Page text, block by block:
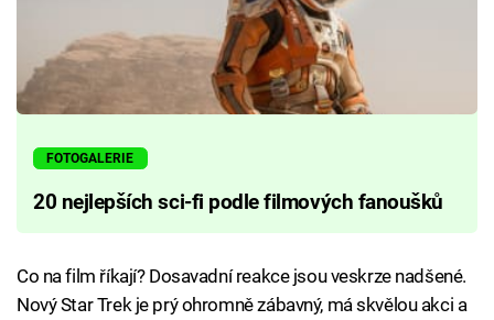
FOTOGALERIE
20 nejlepších sci-fi podle filmových fanoušků
Co na film říkají? Dosavadní reakce jsou veskrze nadšené.
Nový Star Trek je prý ohromně zábavný, má skvělou akci a